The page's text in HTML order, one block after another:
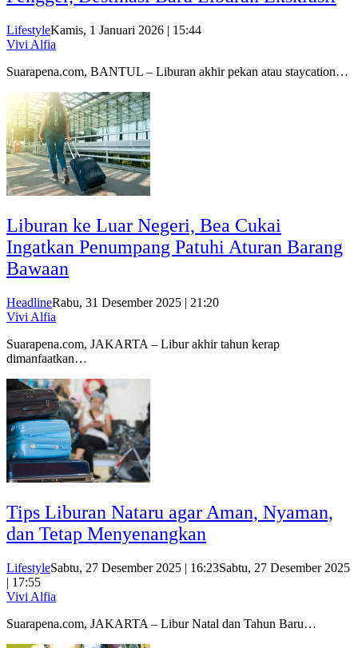
LifestyleKamis, 1 Januari 2026 | 15:44
Vivi Alfia
Suarapena.com, BANTUL – Liburan akhir pekan atau staycation…
Liburan ke Luar Negeri, Bea Cukai
Ingatkan Penumpang Patuhi Aturan Barang
Bawaan
HeadlineRabu, 31 Desember 2025 | 21:20
Vivi Alfia
Suarapena.com, JAKARTA – Libur akhir tahun kerap
dimanfaatkan…
Tips Liburan Nataru agar Aman, Nyaman,
dan Tetap Menyenangkan
LifestyleSabtu, 27 Desember 2025 | 16:23Sabtu, 27 Desember 2025
| 17:55
Vivi Alfia
Suarapena.com, JAKARTA – Libur Natal dan Tahun Baru…